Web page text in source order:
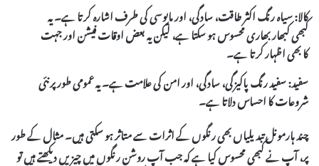
کالا:سیاہ رنگ اکثر طاقت، سادگی، اور مایوسی کی طرف اشارہ کرتا ہے۔ یہ
کبھی کبھار بھاری محسوس ہو سکتا ہے، لیکن یہ بعض اوقات فیشن اور جہت
کا بھی اظہار کرتا ہے۔
سفید:سفید رنگ پاکیزگی، سادگی، اور امن کی علامت ہے۔ یہ عمومی طور پر نئی
شروعات کا احساس دلاتا ہے۔
چند ہارمونل تبدیلیاں بھی رنگوں کے اثرات سے متاثر ہو سکتی ہیں۔ مثال کے طور
پر، آپ نے کبھی محسوس کیا ہے کہ جب آپ روشن رنگوں میں چیزیں دیکھتے ہیں تو